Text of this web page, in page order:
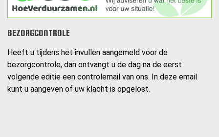
BEZORGCONTROLE
Heeft u tijdens het invullen aangemeld voor de
bezorgcontrole, dan ontvangt u de dag na de eerst
volgende editie een controlemail van ons. In deze email
kunt u aangeven of uw klacht is opgelost.